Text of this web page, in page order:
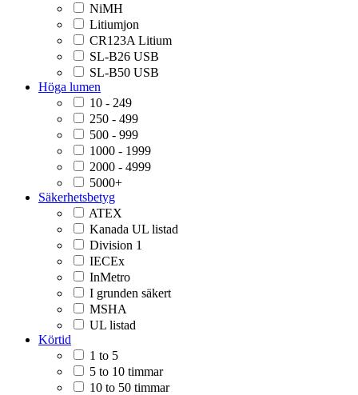
NiMH
Litiumjon
CR123A Litium
SL-B26 USB
SL-B50 USB
Höga lumen
10 - 249
250 - 499
500 - 999
1000 - 1999
2000 - 4999
5000+
Säkerhetsbetyg
ATEX
Kanada UL listad
Division 1
IECEx
InMetro
I grunden säkert
MSHA
UL listad
Körtid
1 to 5
5 to 10 timmar
10 to 50 timmar